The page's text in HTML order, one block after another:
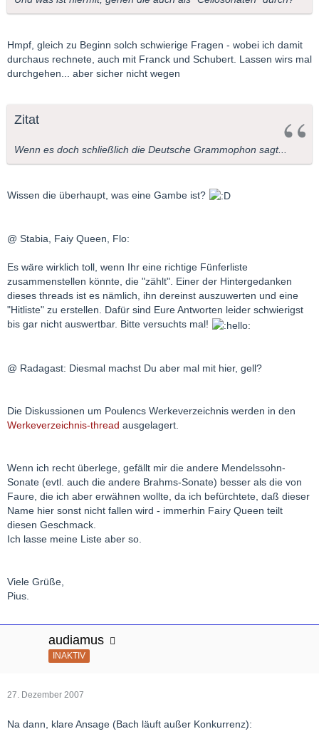
Hmpf, gleich zu Beginn solch schwierige Fragen - wobei ich damit
durchaus rechnete, auch mit Franck und Schubert. Lassen wirs mal
durchgehen... aber sicher nicht wegen
Zitat
Wenn es doch schließlich die Deutsche Grammophon sagt...
Wissen die überhaupt, was eine Gambe ist?
@ Stabia, Faiy Queen, Flo:
Es wäre wirklich toll, wenn Ihr eine richtige Fünferliste
zusammenstellen könnte, die "zählt". Einer der Hintergedanken
dieses threads ist es nämlich, ihn dereinst auszuwerten und eine
"Hitliste" zu erstellen. Dafür sind Eure Antworten leider schwierigst
bis gar nicht auswertbar. Bitte versuchts mal!
@ Radagast: Diesmal machst Du aber mal mit hier, gell?
Die Diskussionen um Poulencs Werkeverzeichnis werden in den
Werkeverzeichnis-thread ausgelagert.
Wenn ich recht überlege, gefällt mir die andere Mendelssohn-
Sonate (evtl. auch die andere Brahms-Sonate) besser als die von
Faure, die ich aber erwähnen wollte, da ich befürchtete, daß dieser
Name hier sonst nicht fallen wird - immerhin Fairy Queen teilt
diesen Geschmack.
Ich lasse meine Liste aber so.
Viele Grüße,
Pius.
audiamus
INAKTIV
27. Dezember 2007
Na dann, klare Ansage (Bach läuft außer Konkurrenz):